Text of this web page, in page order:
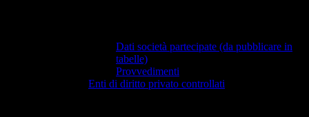
Dati società partecipate (da pubblicare in
tabelle)
Provvedimenti
Enti di diritto privato controllati